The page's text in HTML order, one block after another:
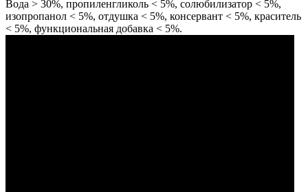
Вода > 30%, пропиленгликоль < 5%, солюбилизатор < 5%,
изопропанол < 5%, отдушка < 5%, консервант < 5%, краситель
< 5%, функциональная добавка < 5%.